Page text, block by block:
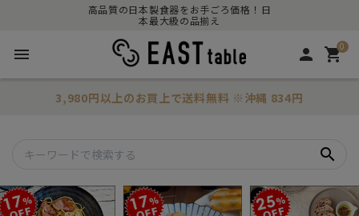
高品質の日本製食器をお手ごろ価格！日
本最大級の品揃え
menu person 0
shopping_cart
3,980円以上のお買上で送料無料 ※沖縄 834円
search